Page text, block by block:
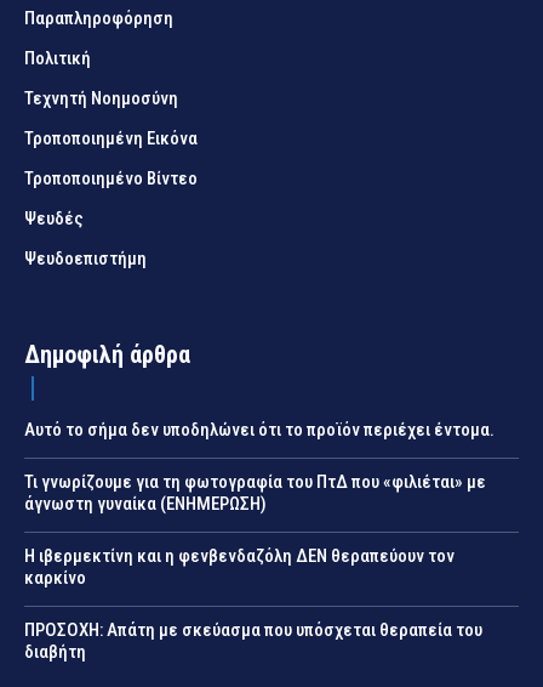
Παραπληροφόρηση
Πολιτική
Τεχνητή Νοημοσύνη
Τροποποιημένη Εικόνα
Τροποποιημένο Βίντεο
Ψευδές
Ψευδοεπιστήμη
Δημοφιλή άρθρα
Αυτό το σήμα δεν υποδηλώνει ότι το προϊόν περιέχει έντομα.
Τι γνωρίζουμε για τη φωτογραφία του ΠτΔ που «φιλιέται» με
άγνωστη γυναίκα (ΕΝΗΜΕΡΩΣΗ)
Η ιβερμεκτίνη και η φενβενδαζόλη ΔΕΝ θεραπεύουν τον
καρκίνο
ΠΡΟΣΟΧΗ: Απάτη με σκεύασμα που υπόσχεται θεραπεία του
διαβήτη